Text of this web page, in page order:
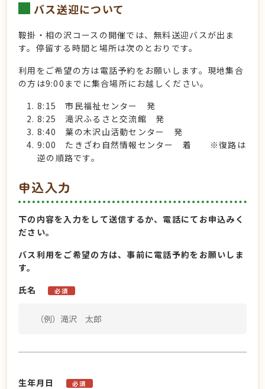
バス送迎について
鞍掛・相の沢コースの開催では、無料送迎バスが出ま
す。停留する時間と場所は次のとおりです。
利用をご希望の方は電話予約をお願いします。 現地集合
の方は9:00までに集合場所にお越しください。
8:15 市民福祉センター 発
8:25 滝沢ふるさと交流館 発
8:40 葉の木沢山活動センター 発
9:00 たきざわ自然情報センター 着 ※復路は
逆の順路です。
申込入力
下の内容を入力をして送信するか、電話にてお申込みく
ださい。
バス利用をご希望の方は、事前に電話予約をお願いしま
す。
氏名
必須
生年月日 必須